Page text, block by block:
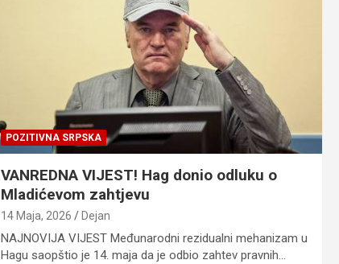
POZITIVNA SRPSKA
VANREDNA VIJEST! Hag donio odluku o
Mladićevom zahtjevu
14 Maja, 2026 Dejan
NAJNOVIJA VIJEST Međunarodni rezidualni mehanizam u
Hagu saopštio je 14. maja da je odbio zahtev pravnih…